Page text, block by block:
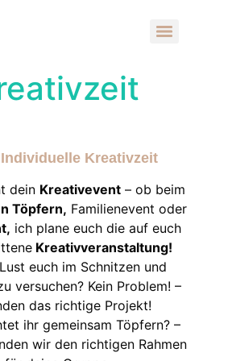
Kreativzeit
dein Kreativevent– ob beim
Töpfern, Familienevent oder
ich plane euch die auf euch
Kreativveranstaltung!
euch im Schnitzen und
versuchen? Kein Problem! –
das richtige Projekt!
ihr gemeinsam Töpfern? –
wir den richtigen Rahmen